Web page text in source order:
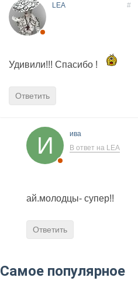
LEA #
Удивили!!! Спасибо !
Ответить
ива
В ответ на LEA
ай.молодцы- супер!!
Ответить
Самое популярное